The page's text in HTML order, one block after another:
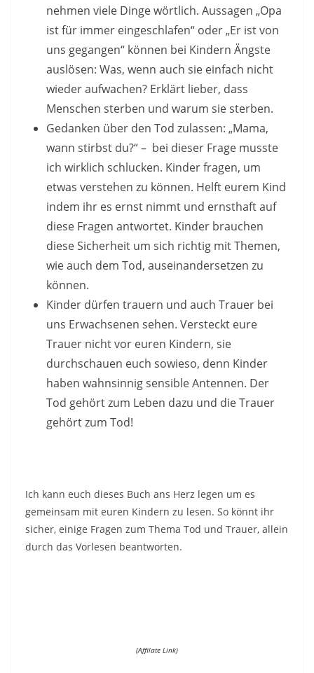
nehmen viele Dinge wörtlich. Aussagen „Opa
ist für immer eingeschlafen“ oder „Er ist von
uns gegangen“ können bei Kindern Ängste
auslösen: Was, wenn auch sie einfach nicht
wieder aufwachen? Erklärt lieber, dass
Menschen sterben und warum sie sterben.
Gedanken über den Tod zulassen: „Mama,
wann stirbst du?“ – bei dieser Frage musste
ich wirklich schlucken. Kinder fragen, um
etwas verstehen zu können. Helft eurem Kind
indem ihr es ernst nimmt und ernsthaft auf
diese Fragen antwortet. Kinder brauchen
diese Sicherheit um sich richtig mit Themen,
wie auch dem Tod, auseinandersetzen zu
können.
Kinder dürfen trauern und auch Trauer bei
uns Erwachsenen sehen. Versteckt eure
Trauer nicht vor euren Kindern, sie
durchschauen euch sowieso, denn Kinder
haben wahnsinnig sensible Antennen. Der
Tod gehört zum Leben dazu und die Trauer
gehört zum Tod!
Ich kann euch dieses Buch ans Herz legen um es
gemeinsam mit euren Kindern zu lesen. So könnt ihr
sicher, einige Fragen zum Thema Tod und Trauer, allein
durch das Vorlesen beantworten.
(Affilate Link)